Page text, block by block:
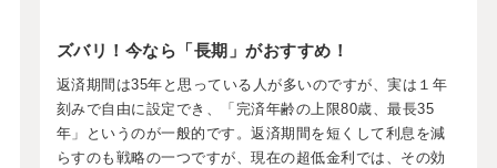
ズバリ！今なら「長期」がおすすめ！
返済期間は35年と思っている人が多いのですが、実は１年
刻みで自由に設定でき、「完済年齢の上限80歳、最長35
年」というのが一般的です。返済期間を短くして利息を減
らすのも戦略の一つですが、現在の超低金利では、その効